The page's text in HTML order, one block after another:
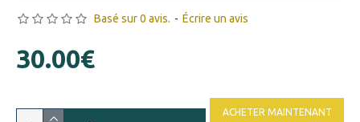
Basé sur 0 avis. - Écrire un avis
30.00€
ACHETER MAINTENANT